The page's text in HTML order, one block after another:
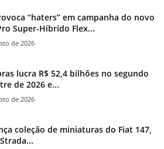
“haters” em campanha do novo
Super-Híbrido Flex...
de 2026
lucra R$ 52,4 bilhões no segundo
de 2026 e...
de 2026
coleção de miniaturas do Fiat 147,